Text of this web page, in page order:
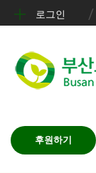
로그인
후원하기